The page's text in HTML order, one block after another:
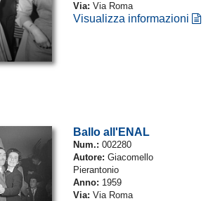
Via: Via Roma
Visualizza informazioni
Ballo all'ENAL
Num.: 002280
Autore: Giacomello
Pierantonio
Anno: 1959
Via: Via Roma